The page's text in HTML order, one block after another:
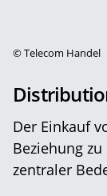
©Telecom Handel
Der Einkauf
Beziehung
zentraler